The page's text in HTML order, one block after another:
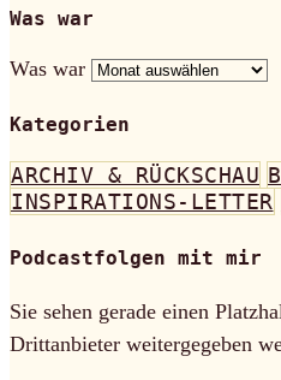
Was war
Was war
Kategorien
ARCHIV & RÜCKSCHAU
INSPIRATIONS-LETTER
Podcastfolgen mit mir
Sie sehen gerade einen
Drittanbieter weitergegeben